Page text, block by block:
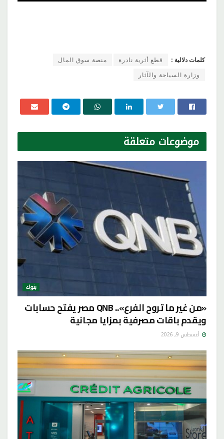
كلمات دلالية : قطع أثرية نادرة
منصة سوق المال
وزارة السياحة والآثار
موضوعات متعلقة
بنوك
«من غير ما تروح الفرع».. QNB مصر يفتح حسابات
ويقدم باقات مصرفية بمزايا مجانية
أغسطس 9, 2026